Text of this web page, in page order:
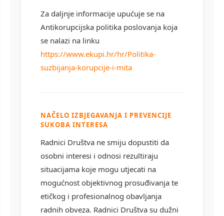
Za daljnje informacije upućuje se na
Antikorupcijska politika poslovanja koja
se nalazi na linku
https://www.ekupi.hr/hr/Politika-
suzbijanja-korupcije-i-mita
NAČELO IZBJEGAVANJA I PREVENCIJE
SUKOBA INTERESA
Radnici Društva ne smiju dopustiti da
osobni interesi i odnosi rezultiraju
situacijama koje mogu utjecati na
mogućnost objektivnog prosuđivanja te
etičkog i profesionalnog obavljanja
radnih obveza. Radnici Društva su dužni